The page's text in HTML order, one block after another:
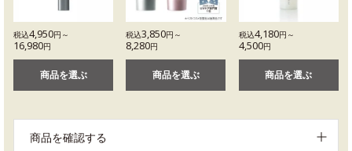
税込4,950円～
16,980円
商品を選ぶ
税込3,850円～
8,280円
商品を選ぶ
税込4,180円～
4,500円
商品を選ぶ
商品を確認する